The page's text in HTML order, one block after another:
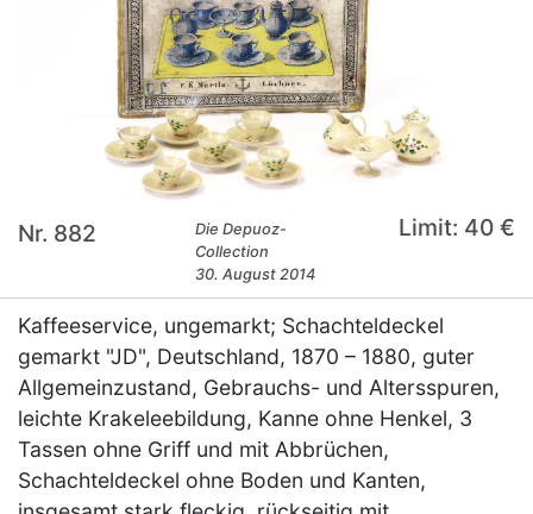
Nr. 882
Die Depuoz-
Collection
30. August 2014
Limit: 40 €
Kaffeeservice, ungemarkt; Schachteldeckel
gemarkt "JD", Deutschland, 1870 – 1880, guter
Allgemeinzustand, Gebrauchs- und Altersspuren,
leichte Krakeleebildung, Kanne ohne Henkel, 3
Tassen ohne Griff und mit Abbrüchen,
Schachteldeckel ohne Boden und Kanten,